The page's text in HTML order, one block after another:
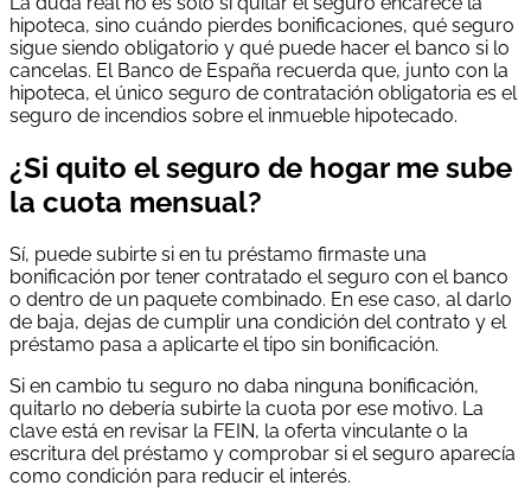
hipoteca, sino cuándo pierdes bonificaciones, qué seguro
sigue siendo obligatorio y qué puede hacer el banco si lo
cancelas. El Banco de España recuerda que, junto con la
hipoteca, el único seguro de contratación obligatoria es el
seguro de incendios sobre el inmueble hipotecado.
¿Si quito el seguro de hogar me sube
la cuota mensual?
Sí, puede subirte si en tu préstamo firmaste una
bonificación por tener contratado el seguro con el banco
o dentro de un paquete combinado. En ese caso, al darlo
de baja, dejas de cumplir una condición del contrato y el
préstamo pasa a aplicarte el tipo sin bonificación.
Si en cambio tu seguro no daba ninguna bonificación,
quitarlo no debería subirte la cuota por ese motivo. La
clave está en revisar la FEIN, la oferta vinculante o la
escritura del préstamo y comprobar si el seguro aparecía
como condición para reducir el interés.